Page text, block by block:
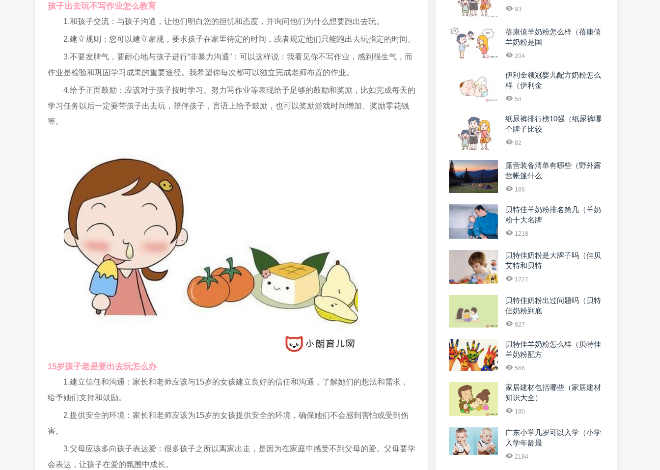
孩子出去玩不写作业怎么教育
1.和孩子交流：与孩子沟通，让他们明白您的担忧和态度，并询问他们为什么想要跑出去玩。
2.建立规则：您可以建立家规，要求孩子在家里待定的时间，或者规定他们只能跑出去玩指定的时间。
3.不要发脾气，要耐心地与孩子进行“非暴力沟通”：可以这样说：我看见你不写作业，感到很生气，而
作业是检验和巩固学习成果的重要途径。我希望你每次都可以独立完成老师布置的作业。
4.给予正面鼓励：应该对于孩子按时学习、努力写作业等表现给予足够的鼓励和奖励，比如完成每天的
学习任务以后一定要带孩子出去玩，陪伴孩子，言语上给予鼓励，也可以奖励游戏时间增加、奖励零花钱
等。
15岁孩子老是要出去玩怎么办
1.建立信任和沟通：家长和老师应该与15岁的女孩建立良好的信任和沟通，了解她们的想法和需求，
给予她们支持和鼓励。
2.提供安全的环境：家长和老师应该为15岁的女孩提供安全的环境，确保她们不会感到害怕或受到伤
害。
3.父母应该多向孩子表达爱：很多孩子之所以离家出走，是因为在家庭中感受不到父母的爱。父母要学
会表达，让孩子在爱的氛围中成长。
93
蓓康僖羊奶粉怎么样（蓓康僖
羊奶粉是国
204
伊利金领冠婴儿配方奶粉怎么
样（伊利金
58
纸尿裤排行榜10强（纸尿裤哪
个牌子比较
82
露营装备清单有哪些（野外露
营帐篷什么
186
贝特佳羊奶粉排名第几（羊奶
粉十大名牌
1218
贝特佳奶粉是大牌子吗（佳贝
艾特和贝特
1227
贝特佳奶粉出过问题吗（贝特
佳奶粉到底
827
贝特佳羊奶粉怎么样（贝特佳
羊奶粉配方
566
家居建材包括哪些（家居建材
知识大全）
180
广东小学几岁可以入学（小学
入学年龄最
2184